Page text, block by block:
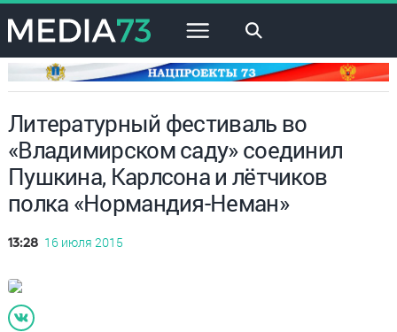
×
Литературный фестиваль во
«Владимирском саду» соединил
Пушкина, Карлсона и лётчиков
полка «Нормандия-Неман»
13:28 16 июля 2015